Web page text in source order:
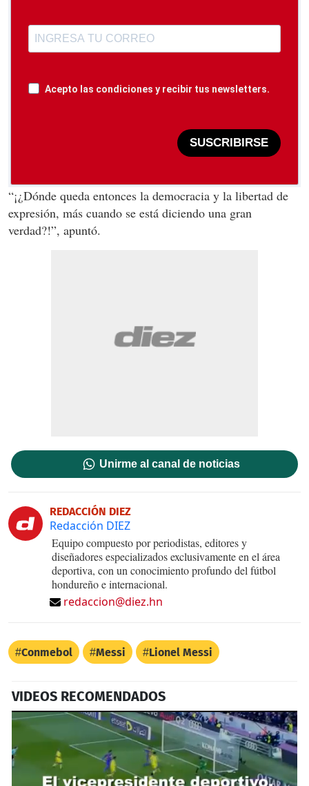
Acepto las condiciones y recibir tus newsletters.
SUSCRIBIRSE
“¡¿Dónde queda entonces la democracia y la libertad de
expresión, más cuando se está diciendo una gran
verdad?!”, apuntó.
Unirme al canal de noticias
REDACCIÓN DIEZ
Redacción DIEZ
Equipo compuesto por periodistas, editores y
diseñadores especializados exclusivamente en el área
deportiva, con un conocimiento profundo del fútbol
hondureño e internacional.
redaccion@diez.hn
Conmebol Messi Lionel Messi
VIDEOS RECOMENDADOS